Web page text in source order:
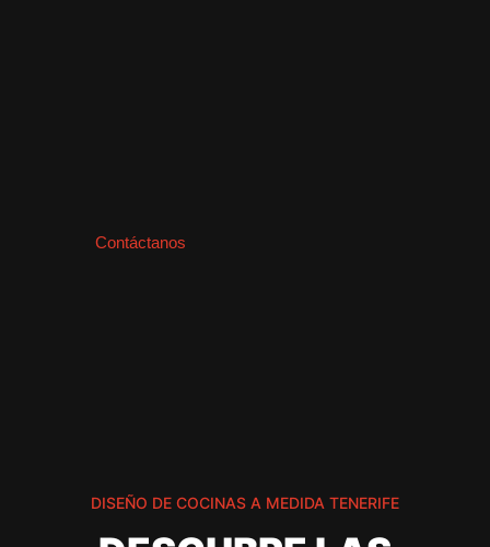
Contáctanos
DISEÑO DE COCINAS A MEDIDA TENERIFE